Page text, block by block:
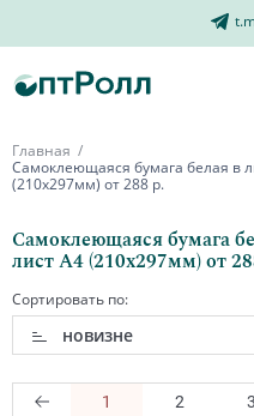
Главная
Самоклеющаяся бумага белая в
(210х297мм) от 288 р.
Самоклеющаяся бумага
лист А4 (210х297мм) от
Сортировать по:
новизне
1 2 3